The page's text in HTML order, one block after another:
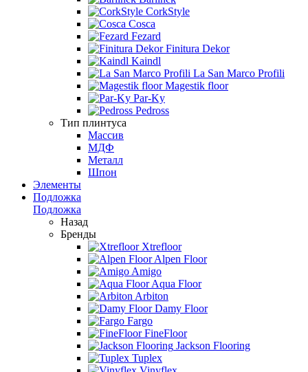
CorkStyle
Cosca
Fezard
Finitura Dekor
Kaindl
La San Marco Profili
Magestik floor
Par-Ky
Pedross
Тип плинтуса
Массив
МДФ
Металл
Шпон
Элементы
Подложка
Подложка
Назад
Бренды
Xtrefloor
Alpen Floor
Amigo
Aqua Floor
Arbiton
Damy Floor
Fargo
FineFloor
Jackson Flooring
Tuplex